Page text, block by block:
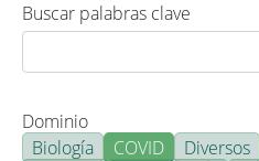
Buscar palabras clave
Dominio
Biología
COVID Diversos